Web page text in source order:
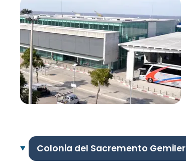
Colonia del Sacremento Gemiler